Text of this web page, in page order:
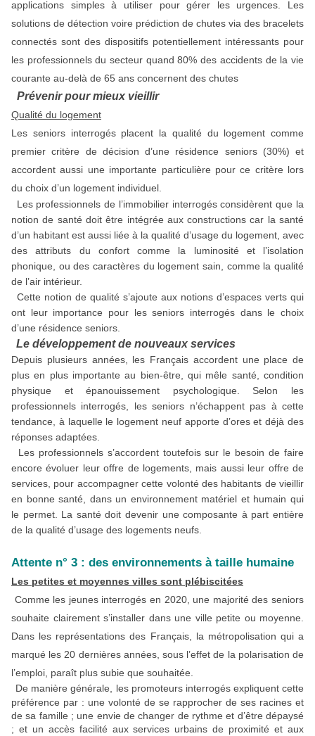
applications simples à utiliser pour gérer les urgences. Les
solutions de détection voire prédiction de chutes via des bracelets
connectés sont des dispositifs potentiellement intéressants pour
les professionnels du secteur quand 80% des accidents de la vie
courante au-delà de 65 ans concernent des chutes
Prévenir pour mieux vieillir
Qualité du logement
Les seniors interrogés placent la qualité du logement comme
premier critère de décision d’une résidence seniors (30%) et
accordent aussi une importante particulière pour ce critère lors
du choix d’un logement individuel.
Les professionnels de l’immobilier interrogés considèrent que la
notion de santé doit être intégrée aux constructions car la santé
d’un habitant est aussi liée à la qualité d’usage du logement, avec
des attributs du confort comme la luminosité et l’isolation
phonique, ou des caractères du logement sain, comme la qualité
de l’air intérieur.
Cette notion de qualité s’ajoute aux notions d’espaces verts qui
ont leur importance pour les seniors interrogés dans le choix
d’une résidence seniors.
Le développement de nouveaux services
Depuis plusieurs années, les Français accordent une place de
plus en plus importante au bien-être, qui mêle santé, condition
physique et épanouissement psychologique. Selon les
professionnels interrogés, les seniors n’échappent pas à cette
tendance, à laquelle le logement neuf apporte d’ores et déjà des
réponses adaptées.
Les professionnels s’accordent toutefois sur le besoin de faire
encore évoluer leur offre de logements, mais aussi leur offre de
services, pour accompagner cette volonté des habitants de vieillir
en bonne santé, dans un environnement matériel et humain qui
le permet. La santé doit devenir une composante à part entière
de la qualité d’usage des logements neufs.
Attente n° 3 : des environnements à taille humaine
Les petites et moyennes villes sont plébiscitées
Comme les jeunes interrogés en 2020, une majorité des seniors
souhaite clairement s’installer dans une ville petite ou moyenne.
Dans les représentations des Français, la métropolisation qui a
marqué les 20 dernières années, sous l’effet de la polarisation de
l’emploi, paraît plus subie que souhaitée.
De manière générale, les promoteurs interrogés expliquent cette
préférence par : une volonté de se rapprocher de ses racines et
de sa famille ; une envie de changer de rythme et d’être dépaysé
; et un accès facilité aux services urbains de proximité et aux